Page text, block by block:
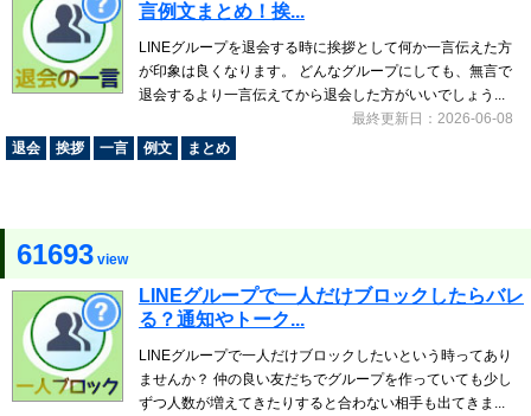
言例文まとめ！挨...
LINEグループを退会する時に挨拶として何か一言伝えた方
が印象は良くなります。 どんなグループにしても、無言で
退会するより一言伝えてから退会した方がいいでしょう...
最終更新日：2026-06-08
退会
挨拶 一言 例文 まとめ
61693 view
LINEグループで一人だけブロックしたらバレ
る？通知やトーク...
LINEグループで一人だけブロックしたいという時ってあり
ませんか？ 仲の良い友だちでグループを作っていても少し
ずつ人数が増えてきたりすると合わない相手も出てきま...